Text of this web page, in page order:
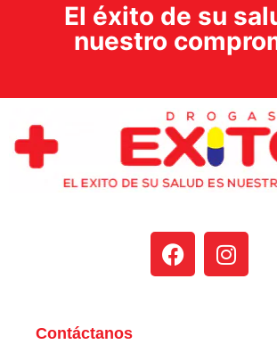
El éxito de su
nuestro
Contáctanos